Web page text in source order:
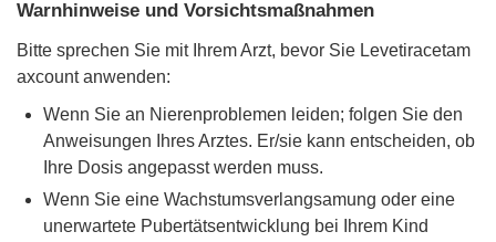
Warnhinweise und Vorsichtsmaßnahmen
Bitte sprechen Sie mit Ihrem Arzt, bevor Sie Levetiracetam
axcount anwenden:
Wenn Sie an Nierenproblemen leiden; folgen Sie den
Anweisungen Ihres Arztes. Er/sie kann entscheiden, ob
Ihre Dosis angepasst werden muss.
Wenn Sie eine Wachstumsverlangsamung oder eine
unerwartete Pubertätsentwicklung bei Ihrem Kind